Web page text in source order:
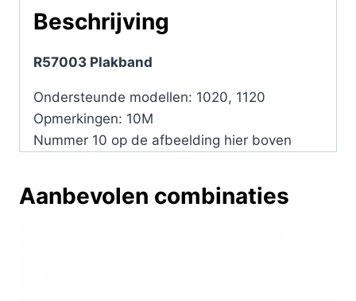
Beschrijving
R57003 Plakband
Ondersteunde modellen: 1020, 1120
Opmerkingen: 10M
Nummer 10 op de afbeelding hier boven
Aanbevolen combinaties